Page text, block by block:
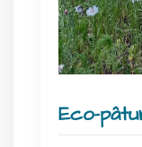
Eco-